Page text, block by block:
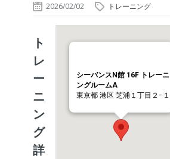
2026/02/02 トレーニング
シーバンスN館 16F トレーニ
ングルームA
東京都 港区 芝浦１丁目２−１
ト
レ
ー
ニ
ン
グ
詳